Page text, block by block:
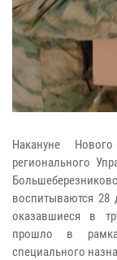
Накануне
регионального
воспитываются 28
оказавшиеся в
прошло в
специального